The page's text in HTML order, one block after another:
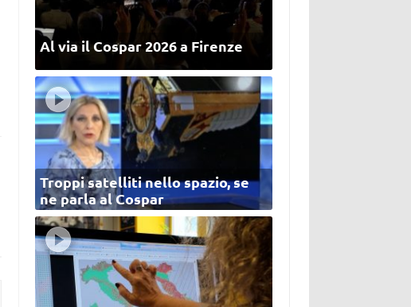
Al via il Cospar 2026 a Firenze
Troppi satelliti nello spazio, se
ne parla al Cospar